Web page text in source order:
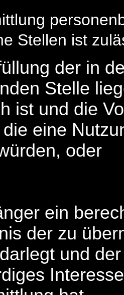
Stellen ist
der in
Stelle
ist und die
eine
oder
ein
der zu
und